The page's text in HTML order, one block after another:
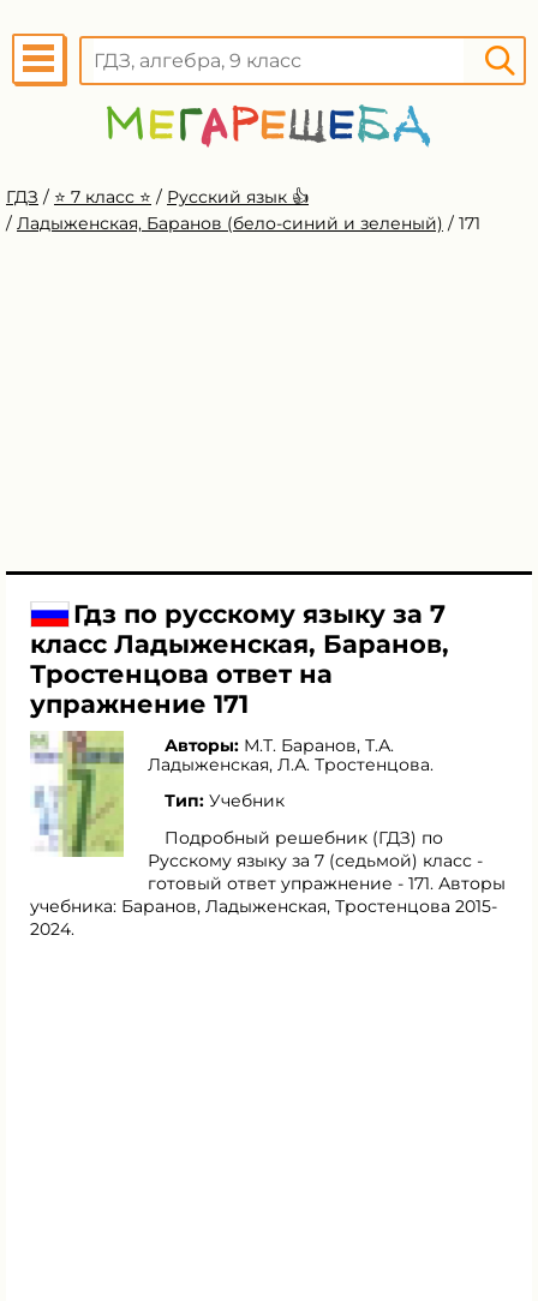
ГДЗ / ⭐️ 7 класс ⭐️ / Русский язык 👍
/ Ладыженская, Баранов (бело-синий и зеленый) / 171
Гдз по русскому языку за 7
класс Ладыженская, Баранов,
Тростенцова ответ на
упражнение 171
Авторы: М.Т. Баранов, Т.А.
Ладыженская, Л.А. Тростенцова.
Тип: Учебник
Подробный решебник (ГДЗ) по
Русскому языку за 7 (седьмой) класс -
готовый ответ упражнение - 171. Авторы
учебника: Баранов, Ладыженская, Тростенцова 2015-
2024.